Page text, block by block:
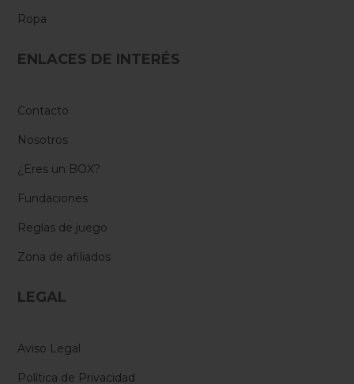
Ropa
ENLACES DE INTERÉS
Contacto
Nosotros
¿Eres un BOX?
Fundaciones
Reglas de juego
Zona de afiliados
LEGAL
Aviso Legal
Política de Privacidad